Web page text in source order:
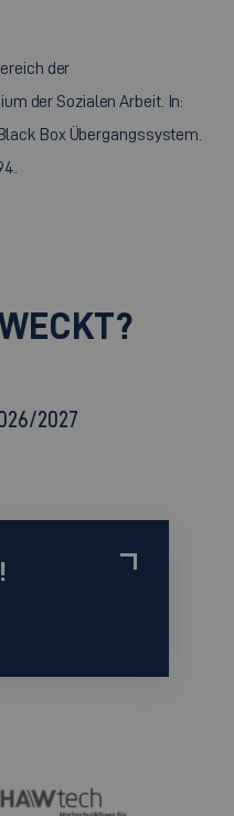
der
der Sozialen Arbeit. In:
Box Übergangssystem.
2027